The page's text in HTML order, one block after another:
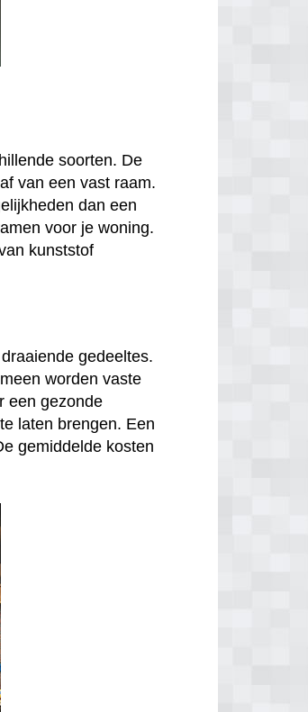
soorten. De
van een vast raam.
dan een
voor je woning.
kunststof
gedeeltes.
worden vaste
een gezonde
laten brengen. Een
gemiddelde kosten